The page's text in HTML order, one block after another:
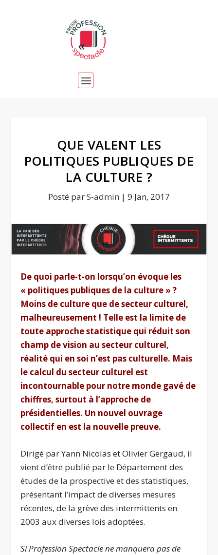
QUE VALENT LES
POLITIQUES PUBLIQUES DE
LA CULTURE ?
Posté parS-admin | 9 Jan, 2017
De quoi parle-t-on lorsqu’on évoque les
« politiques publiques de la culture » ?
Moins de culture que de secteur culturel,
malheureusement ! Telle est la limite de
toute approche statistique qui réduit son
champ de vision au secteur culturel,
réalité qui en soi n’est pas culturelle. Mais
le calcul du secteur culturel est
incontournable pour notre monde gavé de
chiffres, surtout à l’approche de
présidentielles. Un nouvel ouvrage
collectif en est la nouvelle preuve.
Dirigé par Yann Nicolas et Olivier Gergaud, il
vient d’être publié par le Département des
études de la prospective et des statistiques,
présentant l’impact de diverses mesures
récentes, de la grève des intermittents en
2003 aux diverses lois adoptées.
Si Profession Spectacle ne manquera pas de